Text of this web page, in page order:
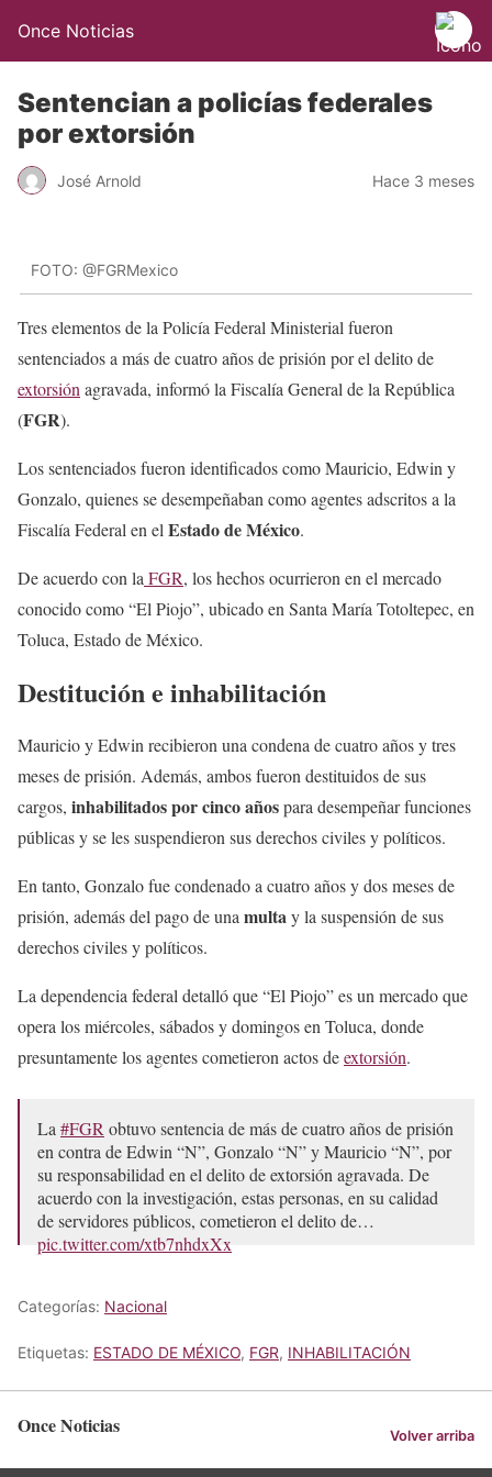
Once Noticias
Sentencian a policías federales
por extorsión
José Arnold Hace 3 meses
FOTO: @FGRMexico
Tres elementos de la Policía Federal Ministerial fueron
sentenciados a más de cuatro años de prisión por el delito de
extorsión agravada, informó la Fiscalía General de la República
(FGR).
Los sentenciados fueron identificados como Mauricio, Edwin y
Gonzalo, quienes se desempeñaban como agentes adscritos a la
Fiscalía Federal en el Estado de México.
De acuerdo con la FGR, los hechos ocurrieron en el mercado
conocido como “El Piojo”, ubicado en Santa María Totoltepec, en
Toluca, Estado de México.
Destitución e inhabilitación
Mauricio y Edwin recibieron una condena de cuatro años y tres
meses de prisión. Además, ambos fueron destituidos de sus
cargos, inhabilitados por cinco añospara desempeñar funciones
públicas y se les suspendieron sus derechos civiles y políticos.
En tanto, Gonzalo fue condenado a cuatro años y dos meses de
prisión, además del pago de una multa y la suspensión de sus
derechos civiles y políticos.
La dependencia federal detalló que “El Piojo” es un mercado que
opera los miércoles, sábados y domingos en Toluca, donde
presuntamente los agentes cometieron actos deextorsión.
La #FGR obtuvo sentencia de más de cuatro años de prisión
en contra de Edwin “N”, Gonzalo “N” y Mauricio “N”, por
su responsabilidad en el delito de extorsión agravada. De
acuerdo con la investigación, estas personas, en su calidad
de servidores públicos, cometieron el delito de…
pic.twitter.com/xtb7nhdxXx
Categorías: Nacional
Etiquetas: ESTADO DE MÉXICO, FGR, INHABILITACIÓN
Once Noticias Volver arriba